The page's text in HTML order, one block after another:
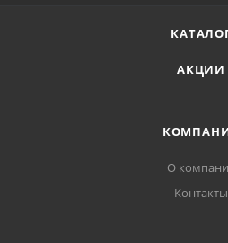
АКЦИИ
О
Контакты